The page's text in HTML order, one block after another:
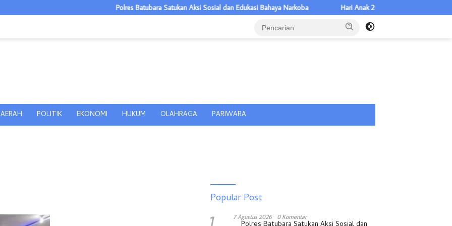
Polres Batubara Satukan Aksi Sosial dan Edukasi Bahaya Narkoba Hari Anak 2026 di Sumut, Titiek Sugiharti:
POLITIK EKONOMI HUKUM OLAHRAGA PARIWARA
Popular Post
7 Agustus 2026 0 Komentar